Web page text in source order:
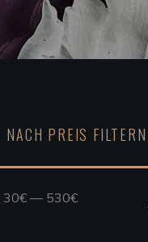
NACH PREIS FILTERN
30€ — 530€